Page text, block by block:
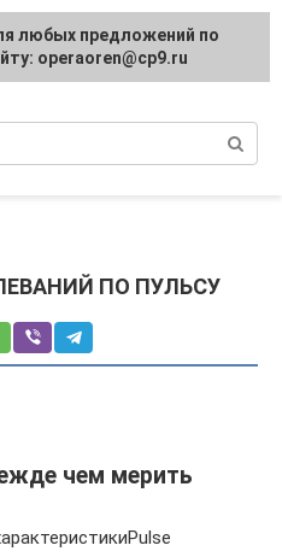
и сердца,
ПО ПУЛЬСУ
чем мерить
любых предложений по
operaoren@cp9.ru